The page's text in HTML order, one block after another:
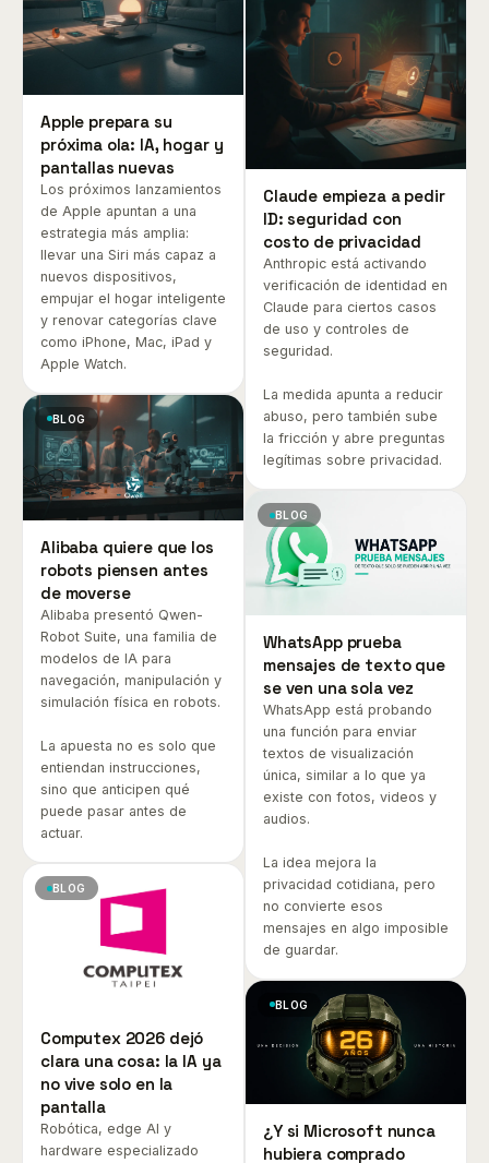
Apple prepara su
próxima ola: IA, hogar y
pantallas nuevas
Los próximos lanzamientos
de Apple apuntan a una
estrategia más amplia:
llevar una Siri más capaz a
nuevos dispositivos,
empujar el hogar inteligente
y renovar categorías clave
como iPhone, Mac, iPad y
Apple Watch.
BLOG
Alibaba quiere que los
robots piensen antes
de moverse
Alibaba presentó Qwen-
Robot Suite, una familia de
modelos de IA para
navegación, manipulación y
simulación física en robots.
La apuesta no es solo que
entiendan instrucciones,
sino que anticipen qué
puede pasar antes de
actuar.
BLOG
Computex 2026 dejó
clara una cosa: la IA ya
no vive solo en la
pantalla
Robótica, edge AI y
hardware especializado
Claude empieza a pedir
ID: seguridad con
costo de privacidad
Anthropic está activando
verificación de identidad en
Claude para ciertos casos
de uso y controles de
seguridad.
La medida apunta a reducir
abuso, pero también sube
la fricción y abre preguntas
legítimas sobre privacidad.
BLOG
WhatsApp prueba
mensajes de texto que
se ven una sola vez
WhatsApp está probando
una función para enviar
textos de visualización
única, similar a lo que ya
existe con fotos, videos y
audios.
La idea mejora la
privacidad cotidiana, pero
no convierte esos
mensajes en algo imposible
de guardar.
BLOG
¿Y si Microsoft nunca
hubiera comprado